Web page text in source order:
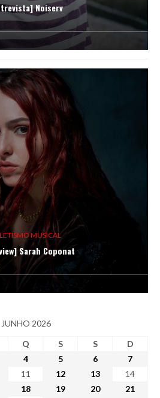
Noiserv
MUSICAL
Sarah Coponat
JUNHO 2026
Q S S
D
4 5 6
7
11 12 13
14
18 19 20
21